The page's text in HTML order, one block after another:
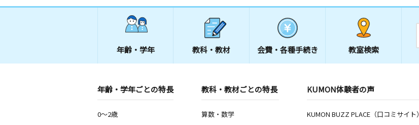
年齢・学年 教科・教材 会費・ 各種手続き 教室検索
年齢・学年ごとの特長
0～2歳
教科・教材ごとの特長
算数・数学
KUMON体験者の声
KUMON BUZZ PLACE（口コミサイト）